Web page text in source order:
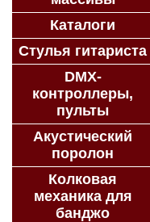
Каталоги
Стулья гитариста
DMX-
контроллеры,
пульты
Акустический
поролон
Колковая
механика для
банджо